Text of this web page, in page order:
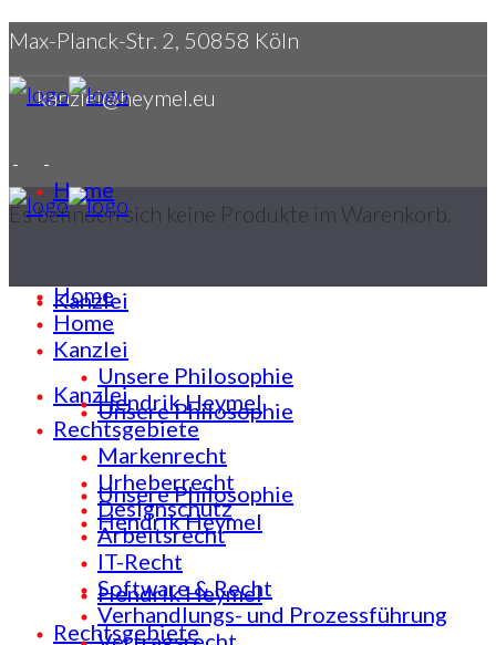
Max-Planck-Str. 2, 50858 Köln
kanzlei@heymel.eu
Es befinden sich keine Produkte im Warenkorb.
Home
Kanzlei
Unsere Philosophie
Hendrik Heymel
Rechtsgebiete
Home
Kanzlei
Unsere Philosophie
Hendrik Heymel
Home
Kanzlei
Unsere Philosophie
Hendrik Heymel
Rechtsgebiete
Markenrecht
Urheberrecht
Designschutz
Arbeitsrecht
IT-Recht
Software & Recht
Verhandlungs- und Prozessführung